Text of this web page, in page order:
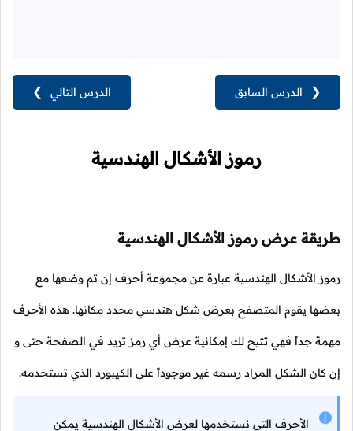
الدرس التالي ❯ ❮ الدرس السابق
رموز الأشكال الهندسية
طريقة عرض رموز الأشكال الهندسية
رموز الأشكال الهندسية عبارة عن مجموعة أحرف إن تم وضعها مع
بعضها يقوم المتصفح بعرض شكل هندسي محدد مكانها. هذه الأحرف
مهمة جداً فهي تتيح لك إمكانية عرض أي رمز تريد في الصفحة حتى و
إن كان الشكل المراد رسمه غير موجوداً على الكيبورد الذي تستخدمه.
الأحرف التي نستخدمها لعرض الأشكال الهندسية يمكن